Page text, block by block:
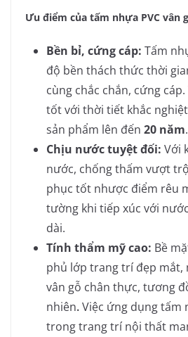
Ưu điểm của tấm nhựa PVC vân
Bền bỉ, cứng cáp: Tấm
độ bền thách thức thời
cùng chắc chắn, cứng
tốt với thời tiết khắc
sản phẩm lên đến 20 năm.
Chịu nước tuyệt đối: Với
nước, chống thấm vượt
phục tốt nhược điểm rêu
tường khi tiếp xúc với
dài.
Tính thẩm mỹ cao: Bề
phủ lớp trang trí đẹp mắt,
vân gỗ chân thực, tương
nhiên.Việc ứng dụng tấm
trong trang trí nội thất